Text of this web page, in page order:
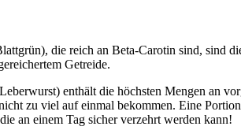
die reich an Beta-Carotin sind, sind
Getreide.
enthält die höchsten Mengen an
zu viel auf einmal bekommen. Eine
an einem Tag sicher verzehrt werden kann!